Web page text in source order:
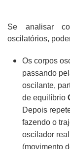
Se analisar
oscilatórios,
Os corpos
passando
oscilante,
de equilíbrio
Depois
fazendo o
oscilador
(movimento